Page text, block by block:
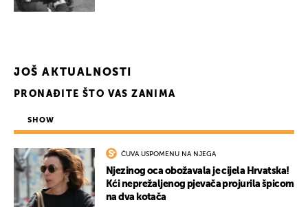
JOŠ AKTUALNOSTI
PRONAĐITE ŠTO VAS ZANIMA
SHOW
ČUVA USPOMENU NA NJEGA
Njezinog oca obožavala je cijela Hrvatska!
Kći neprežaljenog pjevača projurila špicom
na dva kotača